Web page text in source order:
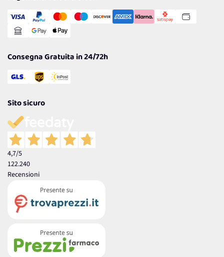
Gestisci Cookie
Reso Facile e Veloce
Consegna Gratuita in 24/72h
Sito sicuro
4,7/5
122.240
Recensioni